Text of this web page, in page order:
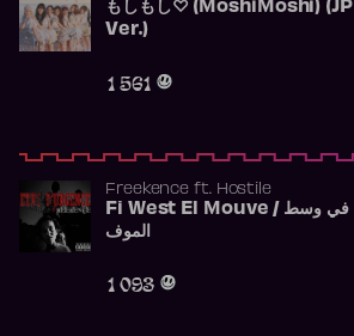
もしもし♡ (MoshiMoshi) (JP
Ver.)
1 561
Freekence ft. Hostile
Fi West El Mouve / في وسط
الموف
1 093